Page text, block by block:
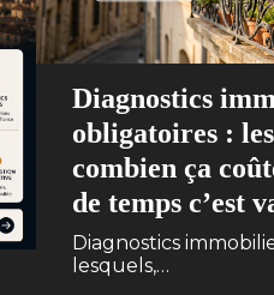
Diagnostics
obligatoires :
combien ça
de temps c’est
Diagnostics
lesquels,…